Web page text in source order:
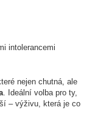
intolerancemi
nejen chutná, ale
. Ideální volba pro ty,
– výživu, která je co